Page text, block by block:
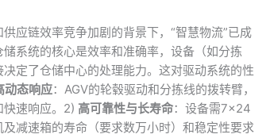
应链效率竞争加剧的背景下，“智慧物流”已成
系统的核心是效率和准确率，设备（如分拣
定了仓储中心的处理能力。这对驱动系统的性
动态响应：AGV的轮毂驱动和分拣线的拨转臂，
快速响应。2) 高可靠性与长寿命：设备需7×24
减速箱的寿命（要求数万小时）和稳定性要求